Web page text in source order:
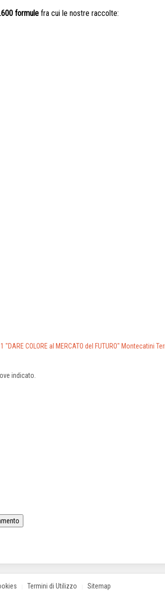
formule fra cui le nostre raccolte:
"DARE COLORE al MERCATO del FUTURO" Montecatini
indicato.
Termini di Utilizzo Sitemap